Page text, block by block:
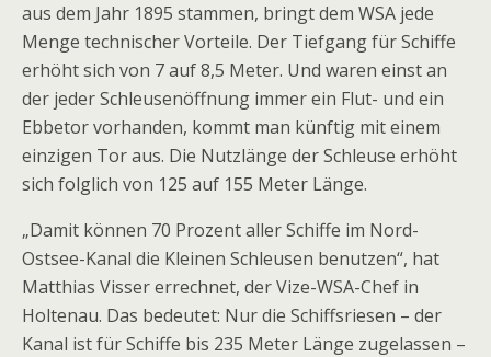
aus dem Jahr 1895 stammen, bringt dem WSA jede
Menge technischer Vorteile. Der Tiefgang für Schiffe
erhöht sich von 7 auf 8,5 Meter. Und waren einst an
der jeder Schleusenöffnung immer ein Flut- und ein
Ebbetor vorhanden, kommt man künftig mit einem
einzigen Tor aus. Die Nutzlänge der Schleuse erhöht
sich folglich von 125 auf 155 Meter Länge.
„Damit können 70 Prozent aller Schiffe im Nord-
Ostsee-Kanal die Kleinen Schleusen benutzen“, hat
Matthias Visser errechnet, der Vize-WSA-Chef in
Holtenau. Das bedeutet: Nur die Schiffsriesen – der
Kanal ist für Schiffe bis 235 Meter Länge zugelassen –